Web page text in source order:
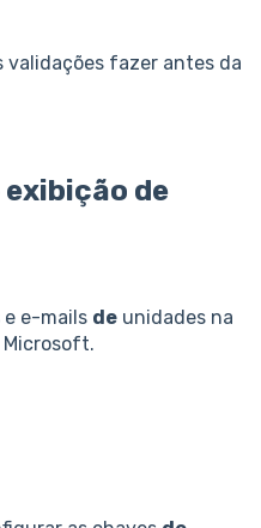
validações fazer antes da
exibição de
e-mails deunidades na
Microsoft.